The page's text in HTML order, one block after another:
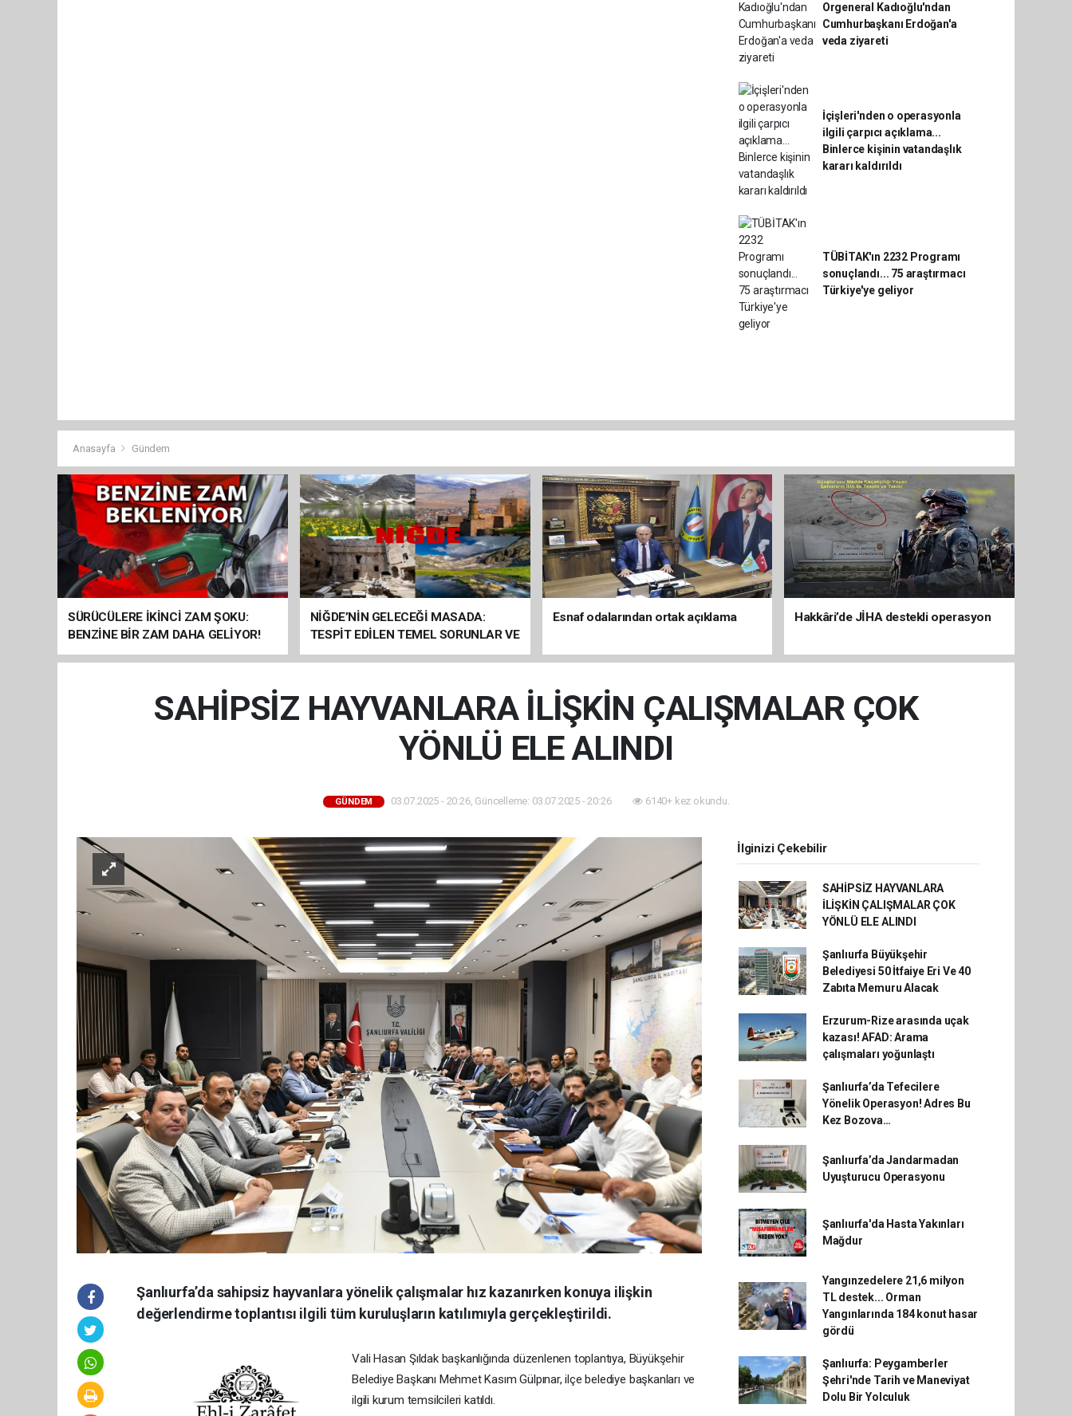
Orgeneral Kadıoğlu'ndan
Cumhurbaşkanı Erdoğan'a
veda ziyareti
İçişleri'nden o operasyonla
ilgili çarpıcı açıklama...
Binlerce kişinin vatandaşlık
kararı kaldırıldı
TÜBİTAK'ın 2232 Programı
sonuçlandı... 75 araştırmacı
Türkiye'ye geliyor
Anasayfa Gündem
SÜRÜCÜLERE İKİNCİ ZAM ŞOKU:
BENZİNE BİR ZAM DAHA GELİYOR!
NİĞDE’NİN GELECEĞİ MASADA:
TESPİT EDİLEN TEMEL SORUNLAR VE
SOMUT ÇÖZÜM ÖNERİLERİ
Esnaf odalarından ortak açıklama Hakkâri’de JİHA destekli operasyon
SAHİPSİZ HAYVANLARA İLİŞKİN ÇALIŞMALAR ÇOK
YÖNLÜ ELE ALINDI
GÜNDEM 03.07.2025 - 20:26, Güncelleme: 03.07.2025 - 20:26 6140+ kez okundu.
Şanlıurfa’da sahipsiz hayvanlara yönelik çalışmalar hız kazanırken konuya ilişkin
değerlendirme toplantısı ilgili tüm kuruluşların katılımıyla gerçekleştirildi.
Vali Hasan Şıldak başkanlığında düzenlenen toplantıya, Büyükşehir
Belediye Başkanı Mehmet Kasım Gülpınar, ilçe belediye başkanları ve
ilgili kurum temsilcileri katıldı.
İlginizi Çekebilir
SAHİPSİZ HAYVANLARA
İLİŞKİN ÇALIŞMALAR ÇOK
YÖNLÜ ELE ALINDI
Şanlıurfa Büyükşehir
Belediyesi 50 İtfaiye Eri Ve 40
Zabıta Memuru Alacak
Erzurum-Rize arasında uçak
kazası! AFAD: Arama
çalışmaları yoğunlaştı
Şanlıurfa’da Tefecilere
Yönelik Operasyon! Adres Bu
Kez Bozova…
Şanlıurfa’da Jandarmadan
Uyuşturucu Operasyonu
Şanlıurfa'da Hasta Yakınları
Mağdur
Yangınzedelere 21,6 milyon
TL destek... Orman
Yangınlarında 184 konut hasar
gördü
Şanlıurfa: Peygamberler
Şehri'nde Tarih ve Maneviyat
Dolu Bir Yolculuk